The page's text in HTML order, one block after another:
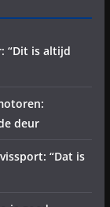
“Dit is altijd
deur
“Dat is